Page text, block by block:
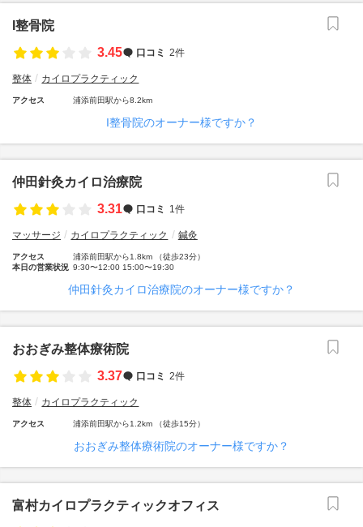
I整骨院
3.45
口コミ 2件
整体 カイロプラクティック
アクセス 浦添前田駅から8.2km
I整骨院のオーナー様ですか？
仲田針灸カイロ治療院
3.31
口コミ 1件
マッサージ カイロプラクティック 鍼灸
アクセス
浦添前田駅から1.8km （徒歩23分）
本日の営業状況 9:30〜12:00 15:00〜19:30
仲田針灸カイロ治療院のオーナー様ですか？
おおぎみ整体療術院
3.37
口コミ 2件
整体 カイロプラクティック
アクセス 浦添前田駅から1.2km （徒歩15分）
おおぎみ整体療術院のオーナー様ですか？
富村カイロプラクティックオフィス